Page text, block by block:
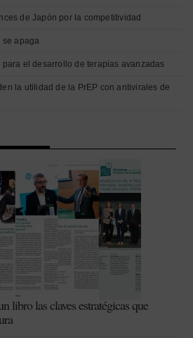
de Japón por la competitividad
se apaga
el desarrollo de terapias avanzadas
la utilidad de la PrEP con antivirales de
libro las claves estratégicas que